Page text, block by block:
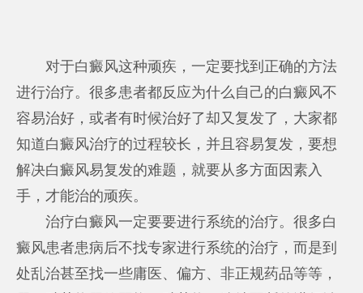
对于白癜风这种顽疾，一定要找到正确的方法
进行治疗。很多患者都反应为什么自己的白癜风不
容易治好，或者有时候治好了却又复发了，大家都
知道白癜风治疗的过程较长，并且容易复发，要想
解决白癜风易复发的难题，就要从多方面因素入
手，才能治的顽疾。
治疗白癜风一定要要进行系统的治疗。很多白
癜风患者患病后不找专家进行系统的治疗，而是到
处乱治甚至找一些庸医、偏方、非正规药品等等，